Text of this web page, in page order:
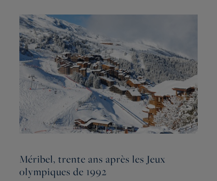
Méribel, trente ans après les Jeux
olympiques de 1992